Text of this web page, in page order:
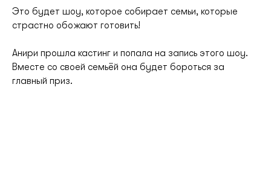
Это будет шоу, которое собирает семьи, которые
страстно обожают готовить!
Анири прошла кастинг и попала на запись этого шоу.
Вместе со своей семьёй она будет бороться за
главный приз.